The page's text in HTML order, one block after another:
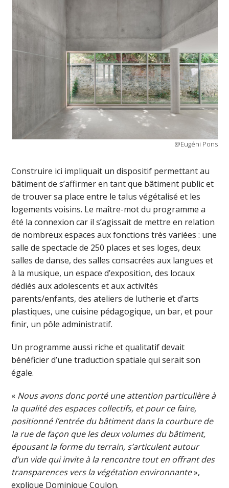
@Eugéni Pons
Construire ici impliquait un dispositif permettant au
bâtiment de s’affirmer en tant que bâtiment public et
de trouver sa place entre le talus végétalisé et les
logements voisins. Le maître-mot du programme a
été la connexion car il s’agissait de mettre en relation
de nombreux espaces aux fonctions très variées : une
salle de spectacle de 250 places et ses loges, deux
salles de danse, des salles consacrées aux langues et
à la musique, un espace d’exposition, des locaux
dédiés aux adolescents et aux activités
parents/enfants, des ateliers de lutherie et d’arts
plastiques, une cuisine pédagogique, un bar, et pour
finir, un pôle administratif.
Un programme aussi riche et qualitatif devait
bénéficier d’une traduction spatiale qui serait son
égale.
« Nous avons donc porté une attention particulière à
la qualité des espaces collectifs, et pour ce faire,
positionné l’entrée du bâtiment dans la courbure de
la rue de façon que les deux volumes du bâtiment,
épousant la forme du terrain, s’articulent autour
d’un vide qui invite à la rencontre tout en offrant des
transparences vers la végétation environnante»,
explique Dominique Coulon.